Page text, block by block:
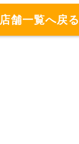
店舗一覧へ戻る